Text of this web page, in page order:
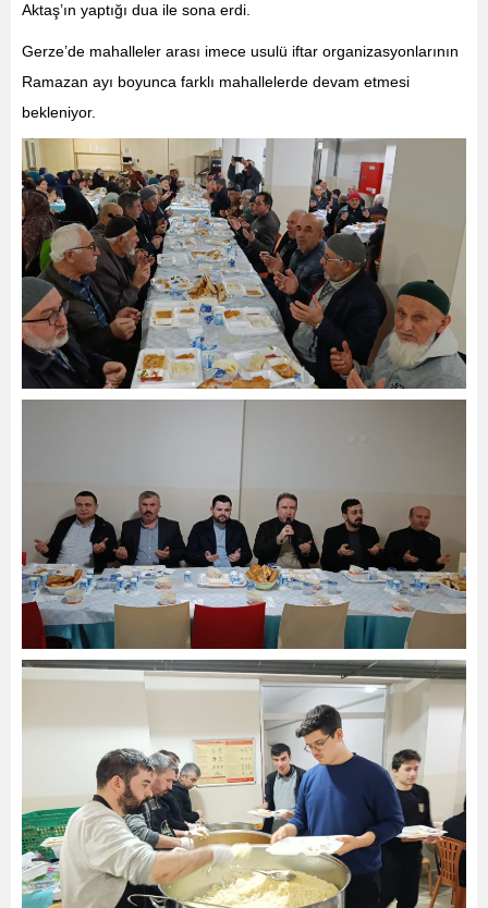
Aktaş’ın yaptığı dua ile sona erdi.
Gerze’de mahalleler arası imece usulü iftar organizasyonlarının
Ramazan ayı boyunca farklı mahallelerde devam etmesi
bekleniyor.